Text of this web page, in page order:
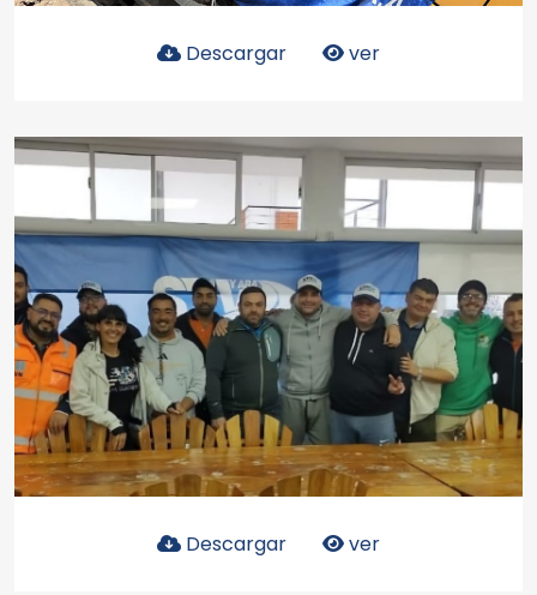
Descargar ver
Descargar ver